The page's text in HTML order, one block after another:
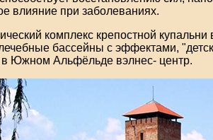
влияние при заболеваниях.
комплекс крепостной
бассейны с эффектами,
Южном Альфёльде вэлнес- центр.